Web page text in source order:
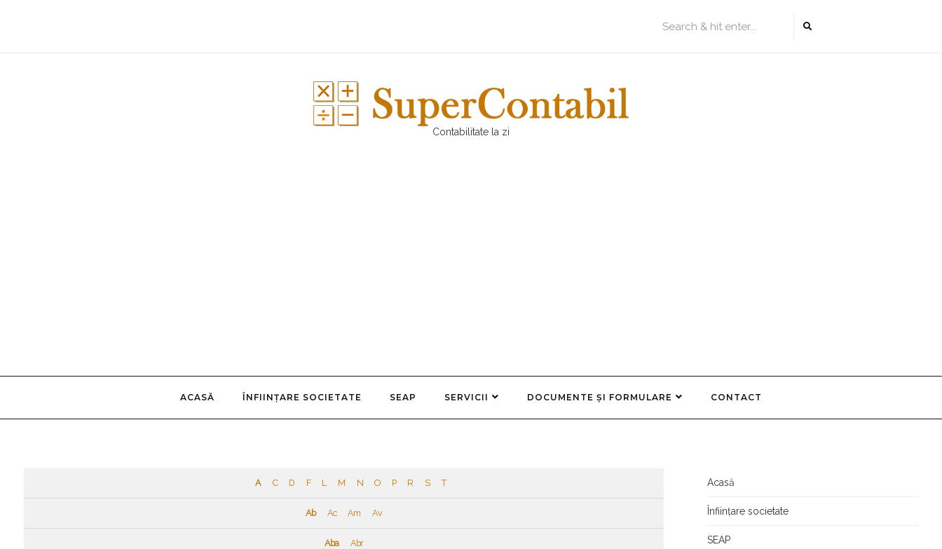
Contabilitate la zi
ACASĂ ÎNFIINȚARE SOCIETATE SEAP SERVICII DOCUMENTE ȘI FORMULARE CONTACT
A C D F L M N O P R S T
Ab Ac Am Av
Aba Abr
Acasă
Înființare societate
SEAP